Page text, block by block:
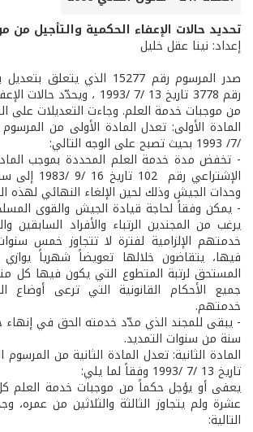
تحديد حالات الإعفاء الحكمية والتأجيل من
إعداد: نينا عقل خليل
صدر المرسوم رقم 15277 الذي
رقم 3778 تاريخ 13 /7 /1993 ،
من موجبات خدمة العلم. وجاءت التعديلات على
/7/ 1993 بحيث تصبح على الوجه التالي:
الإشتراعي
وحدات الجيش وذلك لحين الإلغاء النهائي لهذه
- يمكن وفقاً لحاجة قيادة الجيش والقوى
يرغب من المجندين الرتباء والأفراد السابقين
خدمتهم الإلزامية لفترة لا تتجاوز خمس سنوات
فيها، يتقاضون خلالها تعويضاً شهرياً يوازي
المستحق لرتبة المتطوع التي يكون فيها كل
جميع الأحكام القانونية التي ترعى أوضاع
خدمتهم.
- يبقى للمجند الذي مدّد خدمته الحق في
سنة من سنوات التمديد.
تاريخ 13 /7 /1993 وفقاً لما يلي:
يعفى أو يؤجل حكماً من موجبات خدمة العلم كل
عشرة ولم يتجاوز الثالثة والثلاثين من عمره،
التالية: